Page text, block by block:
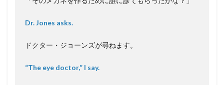
Dr. Jones asks.
ドクター・ジョーンズが尋ねます。
“The eye doctor,” I say.